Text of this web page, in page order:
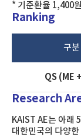
* 기준환율 1,400
Ranking
구분
QS (ME
Research
KAIST AE는 아래
대한민국의 다양